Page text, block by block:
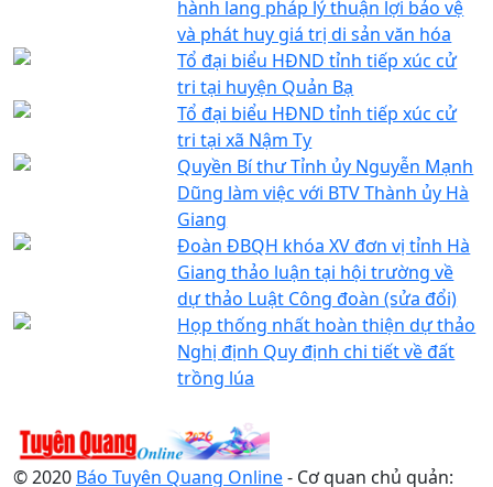
hành lang pháp lý thuận lợi bảo vệ
và phát huy giá trị di sản văn hóa
Tổ đại biểu HĐND tỉnh tiếp xúc cử
tri tại huyện Quản Bạ
Tổ đại biểu HĐND tỉnh tiếp xúc cử
tri tại xã Nậm Ty
Quyền Bí thư Tỉnh ủy Nguyễn Mạnh
Dũng làm việc với BTV Thành ủy Hà
Giang
Đoàn ĐBQH khóa XV đơn vị tỉnh Hà
Giang thảo luận tại hội trường về
dự thảo Luật Công đoàn (sửa đổi)
Họp thống nhất hoàn thiện dự thảo
Nghị định Quy định chi tiết về đất
trồng lúa
© 2020 Báo Tuyên Quang Online- Cơ quan chủ quản: